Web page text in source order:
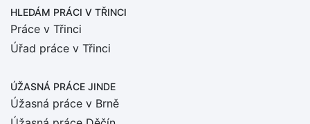
HLEDÁM PRÁCI V TŘINCI
Práce v Třinci
Úřad práce v Třinci
ÚŽASNÁ PRÁCE JINDE
Úžasná práce v Brně